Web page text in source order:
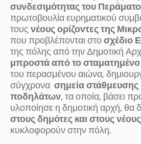
συνδεσιμότητας του
πρωτοβουλία ευρηματικού
τουςνέους ορίζοντες της
που προβλέπονται στοσχέδιο
της πόλης από την Δημοτική
μπροστά από το σταματημένο
του περασμένου αιώνα,
σύγχρονα σημεία
ποδηλάτων, τα οποία, βάσει
υλοποίησε η δημοτική αρχή, θα
στους δημότες και στους νέους
κυκλοφορούν στην πόλη.